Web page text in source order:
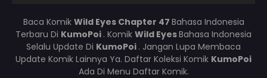
Baca Komik Wild Eyes Chapter 47 Bahasa Indonesia
Terbaru Di KumoPoi . Komik Wild EyesBahasa Indonesia
Selalu Update Di KumoPoi . Jangan Lupa Membaca
Update Komik Lainnya Ya. Daftar Koleksi Komik KumoPoi
Ada Di Menu Daftar Komik.